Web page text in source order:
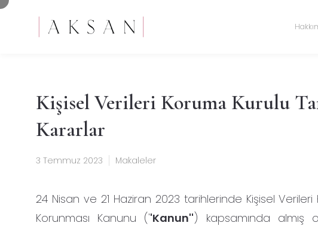
Kişisel Verileri Koruma Kurulu
Kararlar
3 Temmuz 2023 Makaleler
24 Nisan ve 21 Haziran 2023 tarihlerinde Kişisel Verileri
Korunması Kanunu (''Kanun'') kapsamında almış